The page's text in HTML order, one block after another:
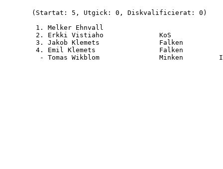
  (Startat: 5, Utgick: 0, Diskvalificierat: 0)
1. Melker Ehnvall
2. Erkki Vistiaho              KoS
3. Jakob Klemets               Falken
4. Emil Klemets                Falken